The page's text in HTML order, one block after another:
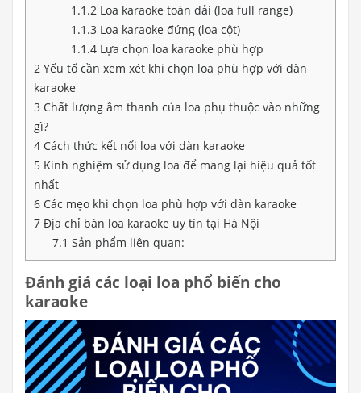
1.1.2Loa karaoke toàn dải (loa full range)
1.1.3Loa karaoke đứng (loa cột)
1.1.4Lựa chọn loa karaoke phù hợp
2 Yếu tố cần xem xét khi chọn loa phù hợp với dàn
karaoke
3 Chất lượng âm thanh của loa phụ thuộc vào những
gì?
4 Cách thức kết nối loa với dàn karaoke
5 Kinh nghiệm sử dụng loa để mang lại hiệu quả tốt
nhất
6 Các mẹo khi chọn loa phù hợp với dàn karaoke
7 Địa chỉ bán loa karaoke uy tín tại Hà Nội
7.1 Sản phẩm liên quan:
Đánh giá các loại loa phổ biến cho
karaoke